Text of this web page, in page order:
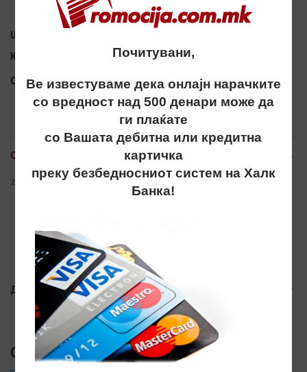
Шифра:
Категорија:
ПРОМО ПУЛТ, БАНЕР, ЗНАМЕ
Сподели
ОПИС
zname, znaminja, знамиња, знамиња
ДОСТАВА
СЛИЧНИ ПРОИЗВОДИ
Почитувани,
Ве известуваме дека онлајн нарачките
со вредност над 500 денари може да
ги плаќате
со Вашата дебитна или кредитна
картичка
преку безбедносниот систем на Халк
Банка!